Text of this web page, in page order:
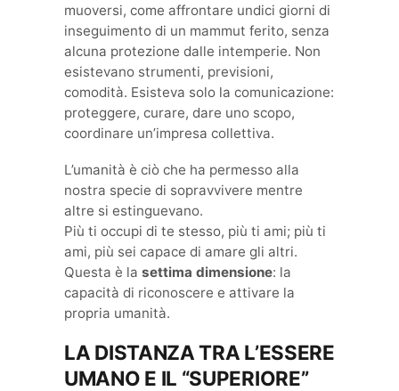
muoversi, come affrontare undici giorni di
inseguimento di un mammut ferito, senza
alcuna protezione dalle intemperie. Non
esistevano strumenti, previsioni,
comodità. Esisteva solo la comunicazione:
proteggere, curare, dare uno scopo,
coordinare un’impresa collettiva.
L’umanità è ciò che ha permesso alla
nostra specie di sopravvivere mentre
altre si estinguevano.
Più ti occupi di te stesso, più ti ami; più ti
ami, più sei capace di amare gli altri.
Questa è la settima dimensione: la
capacità di riconoscere e attivare la
propria umanità.
LA DISTANZA TRA L’ESSERE
UMANO E IL “SUPERIORE”